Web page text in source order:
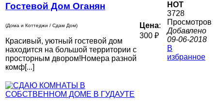
Гостевой Дом Оганян
(Дома и Коттеджи / Сдам Дом)
Красивый, уютный гостевой дом
находится на большой территории с
просторным двором!Номера разной
комф[...]
Цена:
300 ₽
HOT
3728
Просмотров
Добавлено
09-06-2018
В
избранное